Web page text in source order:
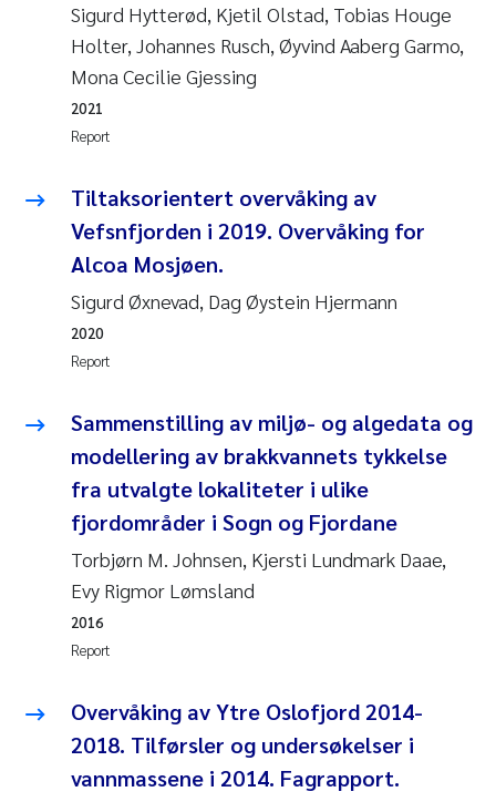
Pål Molander
Merete Schøyen
Elisabeth Lie
Aina Charlotte Wennberg
Camilla With Fagerli
Ashenafi Seifu Gragne
Asle Økelsrud
Ana Catarina Almeida
Liv Bente Skancke
André Staalstrøm
Belinda Valdecanas
Sigurd Hytterød, Kjetil Olstad, Tobias Houge
Holter, Johannes Rusch, Øyvind Aaberg Garmo,
Mona Cecilie Gjessing
Report
2021
Tiltaksorientert overvåking av
Vefsnfjorden i 2019. Overvåking for
Alcoa Mosjøen.
Sigurd Øxnevad, Dag Øystein Hjermann
Report
2020
Sammenstilling av miljø- og algedata og
modellering av brakkvannets tykkelse
fra utvalgte lokaliteter i ulike
fjordområder i Sogn og Fjordane
Torbjørn M. Johnsen, Kjersti Lundmark Daae,
Evy Rigmor Lømsland
Report
2016
Overvåking av Ytre Oslofjord 2014-
2018. Tilførsler og undersøkelser i
vannmassene i 2014. Fagrapport.